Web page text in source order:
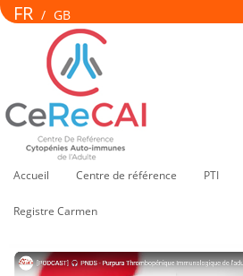
FR / GB
Accueil Centre de référence PTI
Registre Carmen